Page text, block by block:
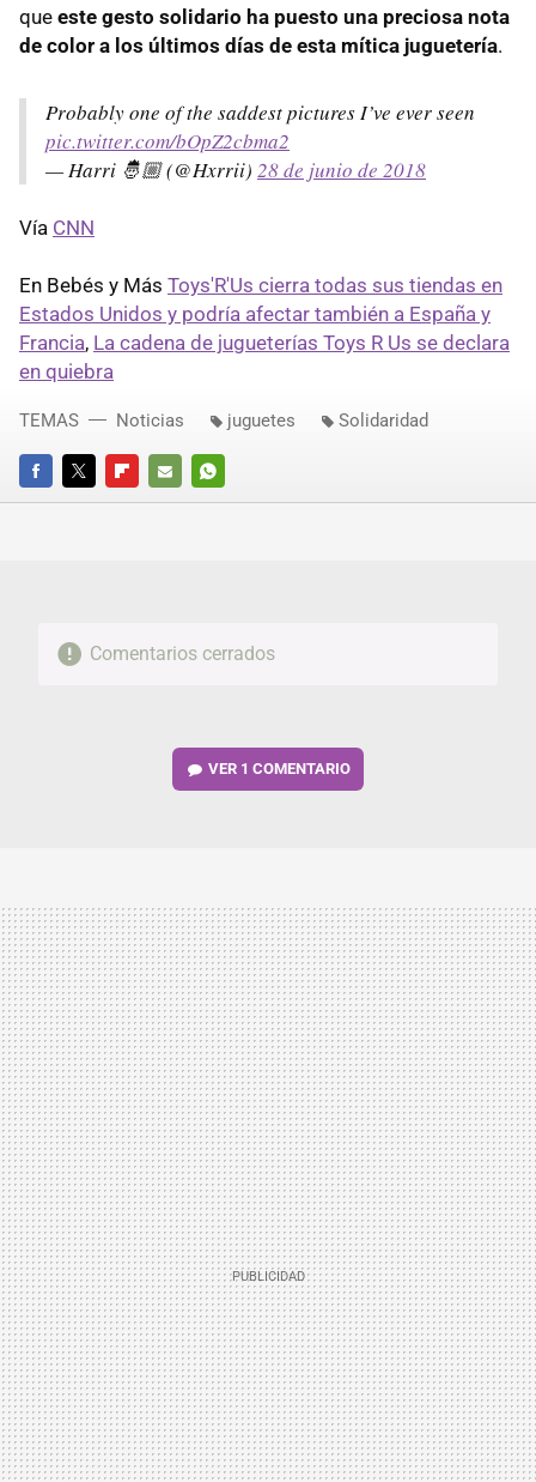
que este gesto solidario ha puesto una preciosa nota
de color a los últimos días de esta mítica juguetería.
Probably one of the saddest pictures I’ve ever seen
pic.twitter.com/bOpZ2cbma2
— Harri 🤴🏼 (@Hxrrii) 28 de junio de 2018
Vía CNN
En Bebés y Más Toys'R'Us cierra todas sus tiendas en
Estados Unidos y podría afectar también a España y
Francia, La cadena de jugueterías Toys R Us se declara
en quiebra
FACEBOOKTWITTERFLIPBOARD
E-
WHATSAPP
TEMAS Noticias juguetes Solidaridad
Comentarios cerrados
VER 1 COMENTARIO